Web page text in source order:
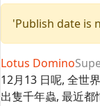
'Publish date is
Lotus Domino
12月13 日呢, 全世
出隻千年蟲, 最近都